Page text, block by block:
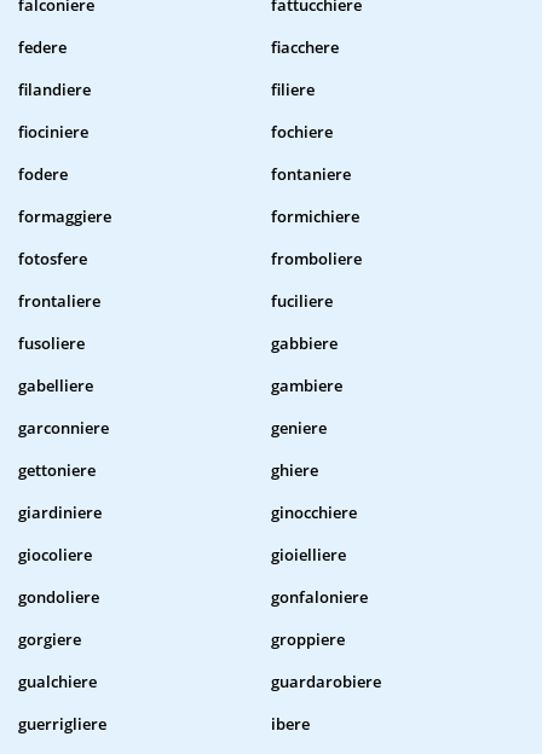
falconiere
fattucchiere
federe
fiacchere
filandiere
filiere
fiociniere
fochiere
fodere
fontaniere
formaggiere
formichiere
fotosfere
fromboliere
frontaliere
fuciliere
fusoliere
gabbiere
gabelliere
gambiere
garconniere
geniere
gettoniere
ghiere
giardiniere
ginocchiere
giocoliere
gioielliere
gondoliere
gonfaloniere
gorgiere
groppiere
gualchiere
guardarobiere
guerrigliere
ibere